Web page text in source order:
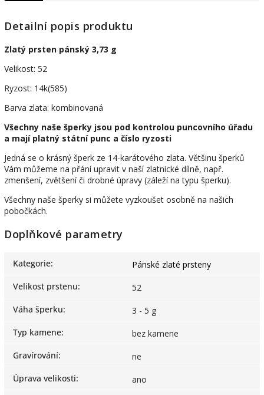
Detailní popis produktu
Zlatý prsten pánský 3,73 g
Velikost: 52
Ryzost: 14k(585)
Barva zlata: kombinovaná
Všechny naše šperky jsou pod kontrolou puncovního úřadu
a mají platný státní punc a číslo ryzosti
Jedná se o krásný šperk ze 14-karátového zlata. Většinu šperků
Vám můžeme na přání upravit v naší zlatnické dílně, např.
zmenšení, zvětšení či drobné úpravy (záleží na typu šperku).
Všechny naše šperky si můžete vyzkoušet osobně na našich
pobočkách.
Doplňkové parametry
Kategorie:
Pánské zlaté prsteny
Velikost prstenu:
52
Váha šperku:
3 - 5 g
Typ kamene:
bez kamene
Gravírování:
ne
Úprava velikosti:
ano